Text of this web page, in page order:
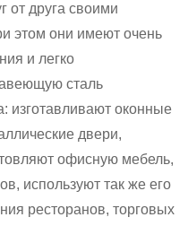
от друга своими
этом они имеют очень
и легко
сталь
изготавливают оконные
двери,
офисную мебель,
используют так же его
ресторанов, торговых